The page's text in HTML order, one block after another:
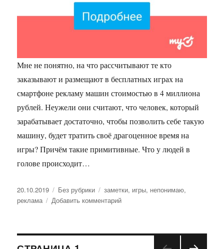
Мне не понятно, на что рассчитывают те кто
заказывают и размещают в бесплатных играх на
смартфоне рекламу машин стоимостью в 4 миллиона
рублей. Неужели они считают, что человек, который
зарабатывает достаточно, чтобы позволить себе такую
машину, будет тратить своё драгоценное время на
игры? Причём такие примитивные. Что у людей в
голове происходит…
Опубликовано
20.10.2019 Рубрики
Без рубрики Метки
заметки, игры, непонимаю,
реклама
Добавить комментарий
это